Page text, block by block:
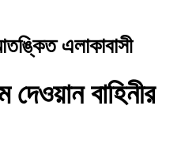
এলাকাবাসী
দেওয়ান বাহিনীর